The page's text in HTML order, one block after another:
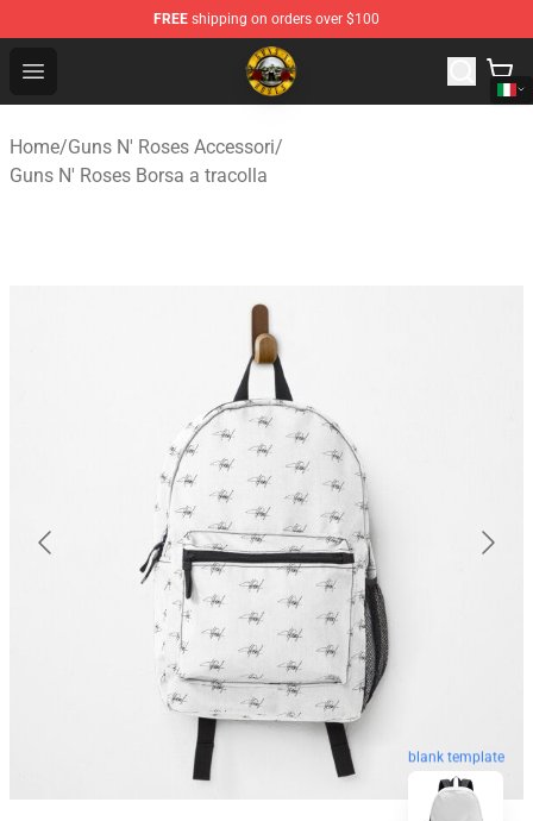
FREE shipping on orders over $100
Open menu
Guns N' Roses Store - Official Guns N' Roses
Home/Guns N' Roses Accessori/
Guns N' Roses Borsa a tracolla
blank template